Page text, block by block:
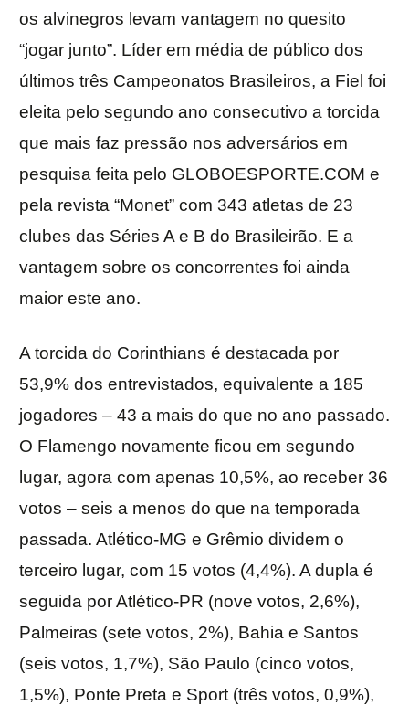
os alvinegros levam vantagem no quesito
“jogar junto”. Líder em média de público dos
últimos três Campeonatos Brasileiros, a Fiel foi
eleita pelo segundo ano consecutivo a torcida
que mais faz pressão nos adversários em
pesquisa feita pelo GLOBOESPORTE.COM e
pela revista “Monet” com 343 atletas de 23
clubes das Séries A e B do Brasileirão. E a
vantagem sobre os concorrentes foi ainda
maior este ano.
A torcida do Corinthians é destacada por
53,9% dos entrevistados, equivalente a 185
jogadores – 43 a mais do que no ano passado.
O Flamengo novamente ficou em segundo
lugar, agora com apenas 10,5%, ao receber 36
votos – seis a menos do que na temporada
passada. Atlético-MG e Grêmio dividem o
terceiro lugar, com 15 votos (4,4%). A dupla é
seguida por Atlético-PR (nove votos, 2,6%),
Palmeiras (sete votos, 2%), Bahia e Santos
(seis votos, 1,7%), São Paulo (cinco votos,
1,5%), Ponte Preta e Sport (três votos, 0,9%),